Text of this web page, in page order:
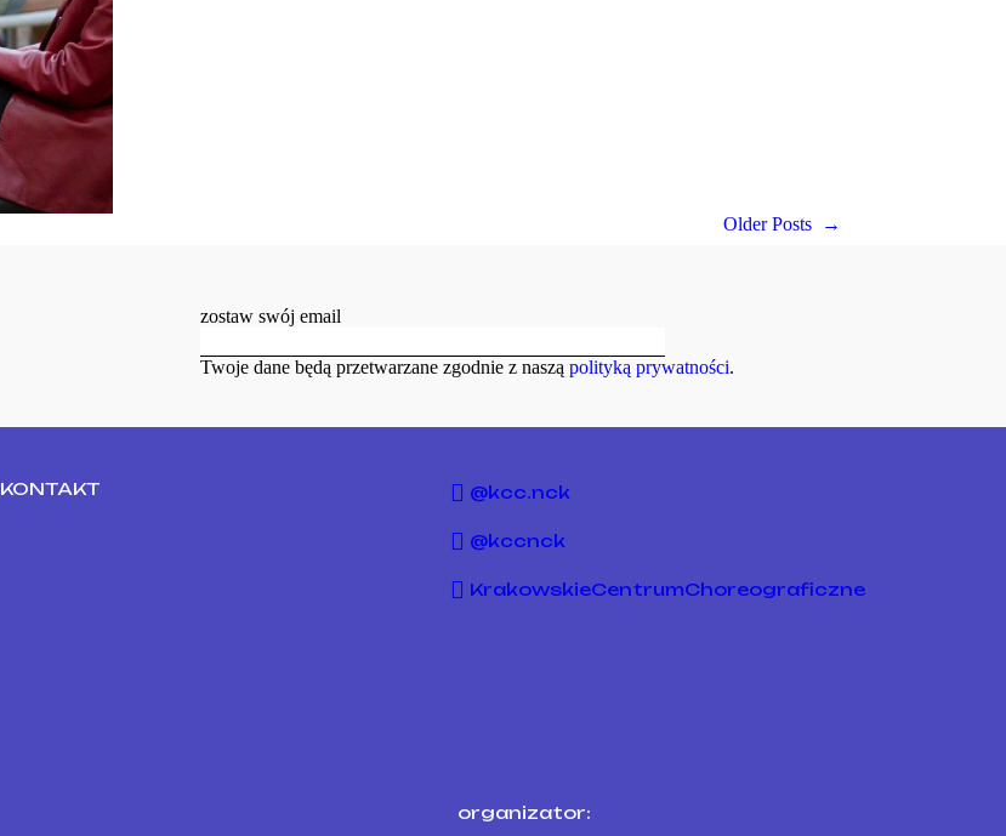
Older Posts →
zostaw swój email
Twoje dane będą przetwarzane zgodnie z naszą polityką prywatności.
KONTAKT @kcc.nck
@kccnck
KrakowskieCentrumChoreograficzne
organizator: